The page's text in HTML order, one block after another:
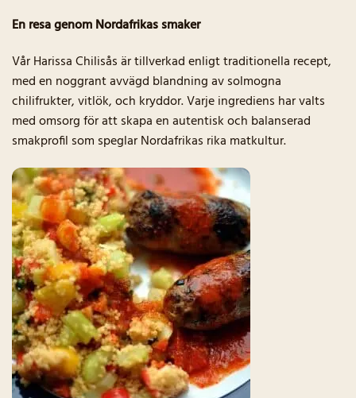
En resa genom Nordafrikas smaker
Vår Harissa Chilisås är tillverkad enligt traditionella recept,
med en noggrant avvägd blandning av solmogna
chilifrukter, vitlök, och kryddor. Varje ingrediens har valts
med omsorg för att skapa en autentisk och balanserad
smakprofil som speglar Nordafrikas rika matkultur.